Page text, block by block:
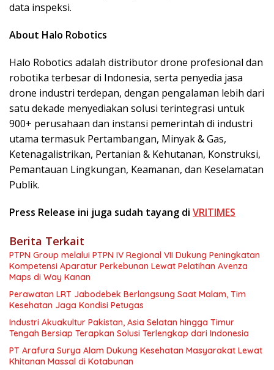
data inspeksi.
About Halo Robotics
Halo Robotics adalah distributor drone profesional dan
robotika terbesar di Indonesia, serta penyedia jasa
drone industri terdepan, dengan pengalaman lebih dari
satu dekade menyediakan solusi terintegrasi untuk
900+ perusahaan dan instansi pemerintah di industri
utama termasuk Pertambangan, Minyak & Gas,
Ketenagalistrikan, Pertanian & Kehutanan, Konstruksi,
Pemantauan Lingkungan, Keamanan, dan Keselamatan
Publik.
Press Release ini juga sudah tayang di VRITIMES
Berita Terkait
PTPN Group melalui PTPN IV Regional VII Dukung Peningkatan
Kompetensi Aparatur Perkebunan Lewat Pelatihan Avenza
Maps di Way Kanan
Perawatan LRT Jabodebek Berlangsung Saat Malam, Tim
Kesehatan Jaga Kondisi Petugas
Industri Akuakultur Pakistan, Asia Selatan hingga Timur
Tengah Bersiap Terapkan Solusi Terlengkap dari Indonesia
PT Arafura Surya Alam Dukung Kesehatan Masyarakat Lewat
Khitanan Massal di Kotabunan